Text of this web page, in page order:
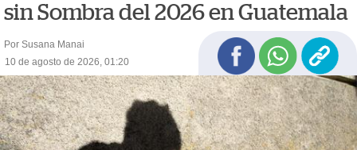
sin Sombra del 2026 en Guatemala
Por Susana Manai
10 de agosto de 2026, 01:20